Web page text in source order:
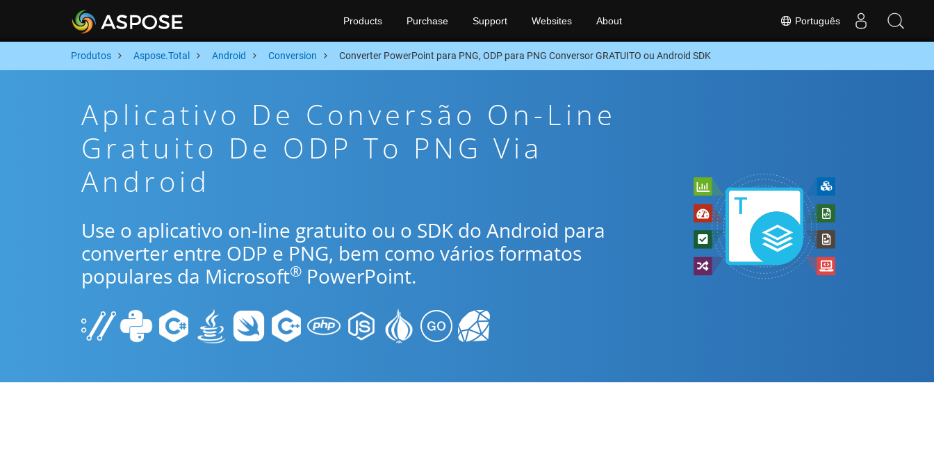
Português
Products Purchase Support Websites About
Produtos Aspose.Total Android Conversion Converter PowerPoint para PNG, ODP para PNG Conversor GRATUITO ou Android SDK
Aplicativo De Conversão On-Line
Gratuito De ODP To PNG Via
Android
Use o aplicativo on-line gratuito ou o SDK do Android para
converter entre ODP e PNG, bem como vários formatos
populares da Microsoft® PowerPoint.